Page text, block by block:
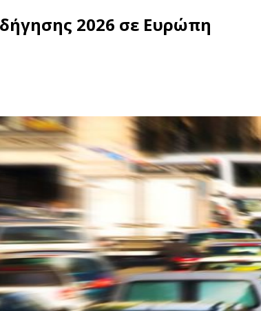
2026 σε Ευρώπη